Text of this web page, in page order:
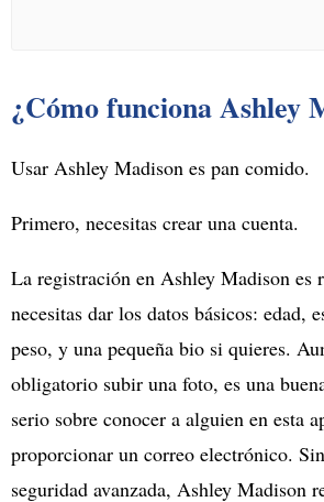
¿Cómo funciona Ashley
Usar Ashley Madison es pan comido.
Primero, necesitas crear una cuenta.
La registración en Ashley Madison es
necesitas dar los datos básicos: edad,
peso, y una pequeña bio si quieres.
obligatorio subir una foto, es una
serio sobre conocer a alguien en esta
proporcionar un correo electrónico.
seguridad avanzada, Ashley Madison